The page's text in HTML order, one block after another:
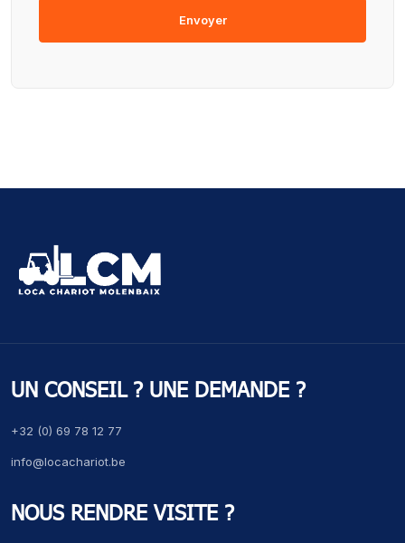
Envoyer
UN CONSEIL ? UNE DEMANDE ?
+32 (0) 69 78 12 77
info@locachariot.be
NOUS RENDRE VISITE ?